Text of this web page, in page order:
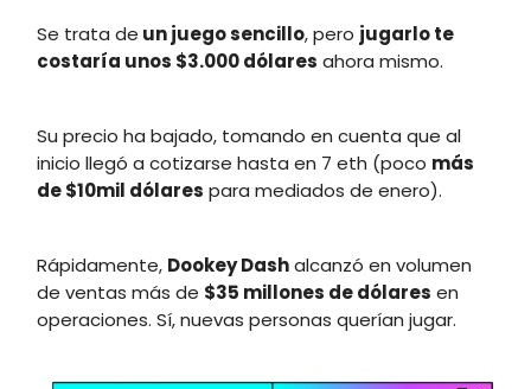
Se trata de un juego sencillo, pero jugarlo te
costaría unos $3.000 dólares ahora mismo.
Su precio ha bajado, tomando en cuenta que al
inicio llegó a cotizarse hasta en 7 eth (poco más
de $10mil dólares para mediados de enero).
Rápidamente, Dookey Dashalcanzó en volumen
de ventas más de $35 millones de dólares en
operaciones. Sí, nuevas personas querían jugar.